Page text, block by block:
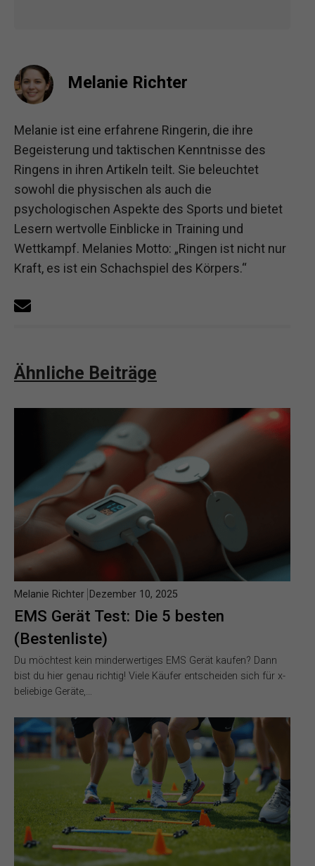
Melanie Richter
Melanie ist eine erfahrene Ringerin, die ihre
Begeisterung und taktischen Kenntnisse des
Ringens in ihren Artikeln teilt. Sie beleuchtet
sowohl die physischen als auch die
psychologischen Aspekte des Sports und bietet
Lesern wertvolle Einblicke in Training und
Wettkampf. Melanies Motto: „Ringen ist nicht nur
Kraft, es ist ein Schachspiel des Körpers.“
Ähnliche Beiträge
EMS Gerät Test: Die 5 besten
(Bestenliste)
Melanie Richter Dezember 10, 2025
Du möchtest kein minderwertiges EMS Gerät kaufen? Dann
bist du hier genau richtig! Viele Käufer entscheiden sich für x-
beliebige Geräte,…